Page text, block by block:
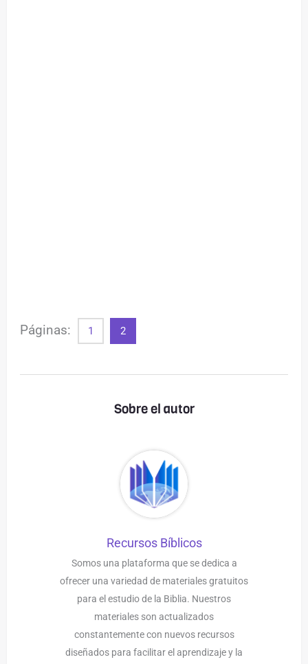
Páginas: 1 2
Sobre el autor
Recursos Bíblicos
Somos una plataforma que se dedica a
ofrecer una variedad de materiales gratuitos
para el estudio de la Biblia. Nuestros
materiales son actualizados
constantemente con nuevos recursos
diseñados para facilitar el aprendizaje y la